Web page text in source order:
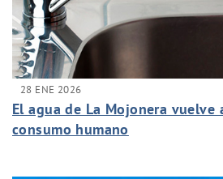
28 ENE 2026
El agua de La Mojonera vuelve
consumo humano